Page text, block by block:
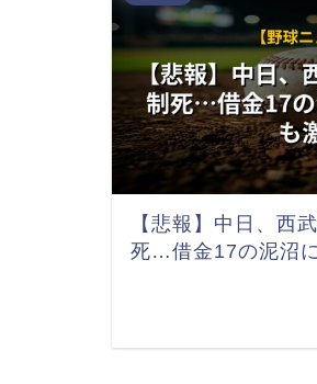
【悲報】中日、西
死…借金17の泥沼